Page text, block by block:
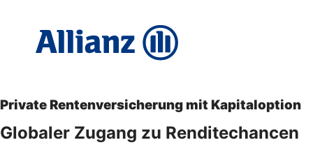
Private Rentenversicherung mit Kapitaloption
Globaler Zugang zu Renditechancen